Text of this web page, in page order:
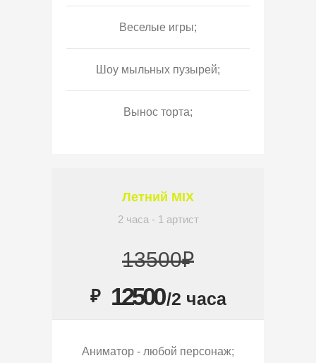
Веселые игры;
Шоу мыльных пузырей;
Вынос торта;
Летний MIX
2 часа - 1 артист
13500₽
₽ 12500/2 часа
Аниматор - любой персонаж;